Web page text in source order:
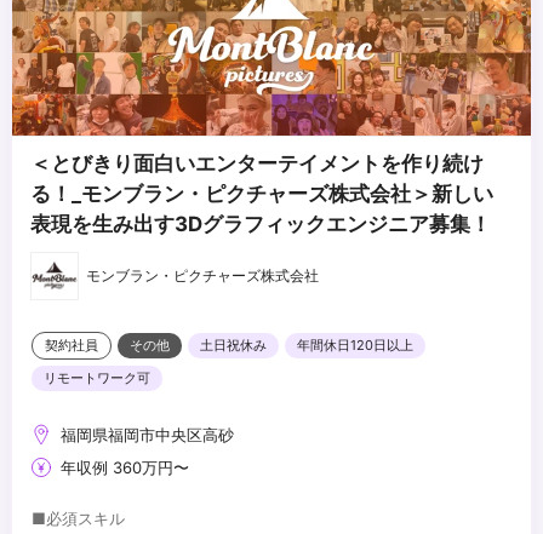
＜とびきり面白いエンターテイメントを作り続け
る！_モンブラン・ピクチャーズ株式会社＞新しい
表現を生み出す3Dグラフィックエンジニア募集！
モンブラン・ピクチャーズ株式会社
契約社員 その他 土日祝休み
年間休日120日以上
リモートワーク可
福岡県福岡市中央区高砂
年収例 360万円〜
■必須スキル